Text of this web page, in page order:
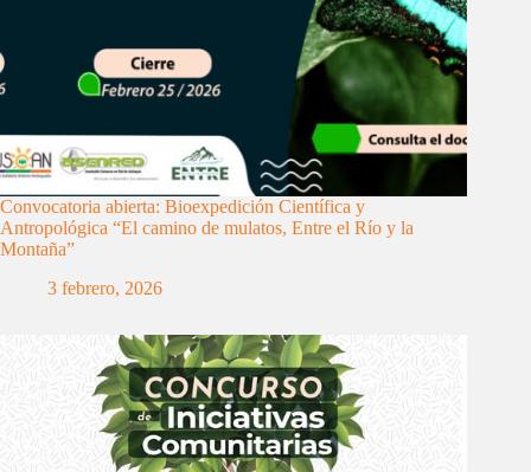
Convocatoria abierta: Bioexpedición Científica y
Antropológica “El camino de mulatos, Entre el Río y la
Montaña”
3 febrero, 2026